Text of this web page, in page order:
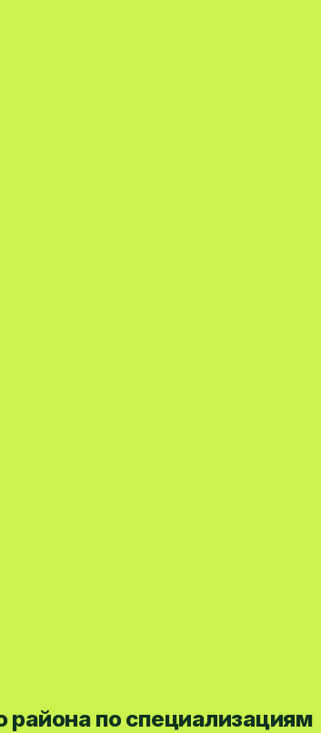
района по специализациям